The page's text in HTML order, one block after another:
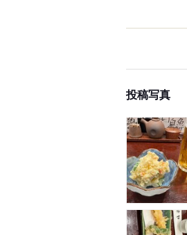
投稿写真